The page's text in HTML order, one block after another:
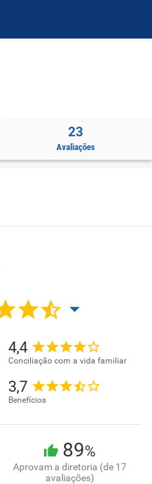
23
Avaliações
4,4
Conciliação com a vida familiar
3,7
Benefícios
89%
Aprovam a diretoria (de 17
avaliações)